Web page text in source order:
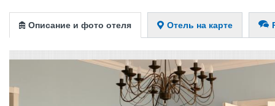
Описание и фото отеля Отель на карте